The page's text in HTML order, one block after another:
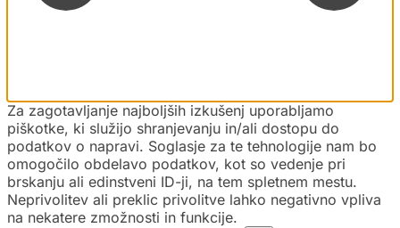
Za zagotavljanje najboljših izkušenj uporabljamo
piškotke, ki služijo shranjevanju in/ali dostopu do
podatkov o napravi. Soglasje za te tehnologije nam bo
omogočilo obdelavo podatkov, kot so vedenje pri
brskanju ali edinstveni ID-ji, na tem spletnem mestu.
Neprivolitev ali preklic privolitve lahko negativno vpliva
na nekatere zmožnosti in funkcije.